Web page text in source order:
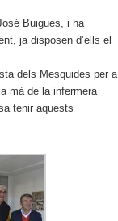
Buigues, i ha
ja disposen d’ells el
dels Mesquides per a
mà de la infermera
tenir aquests